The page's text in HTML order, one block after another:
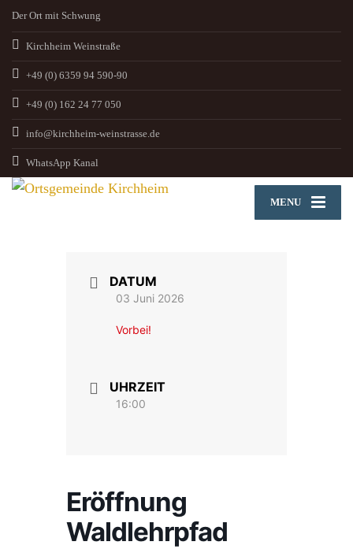
Der Ort mit Schwung
Kirchheim Weinstraße
+49 (0) 6359 94 590-90
+49 (0) 162 24 77 050
info@kirchheim-weinstrasse.de
WhatsApp Kanal
MENU
DATUM
03 Juni 2026
Vorbei!
UHRZEIT
16:00
Eröffnung
Waldlehrpfad